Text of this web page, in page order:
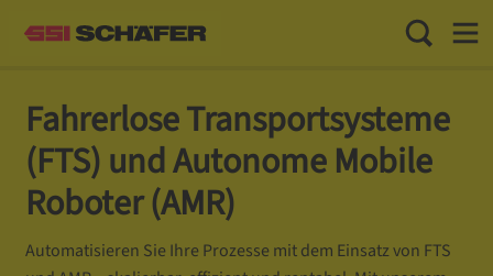
Toggle
Fahrerlose Transportsysteme
(FTS) und Autonome Mobile
Roboter (AMR)
Automatisieren Sie Ihre Prozesse mit dem Einsatz von FTS